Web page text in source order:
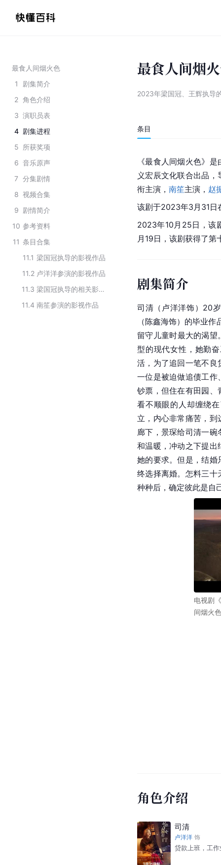
最食人间烟火色
1
剧集简介
2 角色介绍
3 演职员表
4 剧集进程
5 所获奖项
6 音乐原声
7 分集剧情
8 视频合集
9 剧情简介
10 参考资料
11 条目合集
11.1 梁国冠执导的影视作品
11.2 卢洋洋参演的影视作品
11.3
梁国冠执导的相关影视作品
11.4 南笙参演的影视作品
最食人间烟
2023年梁国冠、王辉执导
条目
《最食人间烟火色》
义宏辰文化联合出品，
衔主演， 南笙主演， 赵
该剧于2023年3月31日
2023年10月25日，该
月19日，该剧获得了
剧集简介
司清（卢洋洋饰）20
（陈鑫海饰）的毕业作
留守儿童时最大的渴望
型的现代女性，她勤
活，为了追回一笔不
一位是被迫做追债工作
钞票，但住在有田园、
看不顺眼的人却缠绕
立，内心非常痛苦，
廊下，景琛给司清一碗
和温暖，冲动之下提出
她的要求。但是，结婚
终选择离婚。怎料三十
种种后，确定彼此是自
电视剧
角色介绍
司清
卢洋洋 饰
贷款上班，工